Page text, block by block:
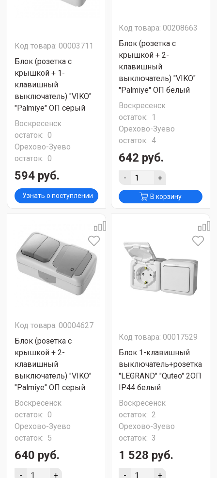
Код товара: 00003711
Блок (розетка с
крышкой + 1-
клавишный
выключатель) "VIKO"
"Palmiye" ОП серый
Воскресенск
остаток: 0
Орехово-Зуево
остаток: 0
594 руб.
Узнать о поступлении
Код товара: 00208663
Блок (розетка с
крышкой + 2-
клавишный
выключатель) "VIKO"
"Palmiye" ОП белый
Воскресенск
остаток: 1
Орехово-Зуево
остаток: 4
642 руб.
- +
В корзину
Код товара: 00004627
Блок (розетка с
крышкой + 2-
клавишный
выключатель) "VIKO"
"Palmiye" ОП серый
Воскресенск
остаток: 0
Орехово-Зуево
остаток: 5
640 руб.
- +
Код товара: 00017529
Блок 1-клавишный
выключатель+розетка
"LEGRAND" "Quteo" 2ОП
IP44 белый
Воскресенск
остаток: 2
Орехово-Зуево
остаток: 3
1 528 руб.
- +